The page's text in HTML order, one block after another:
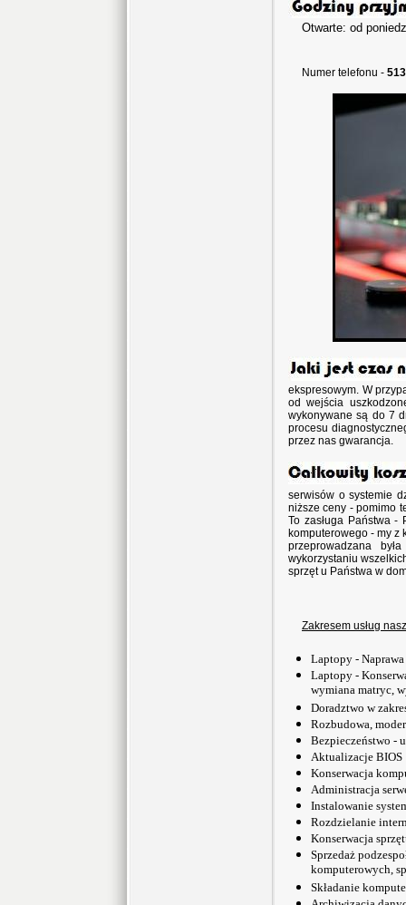
Otwarte: od
Numer telefonu -
ekspresowym. W
od wejścia
wykonywane są do 7
procesu
przez nas gwarancja.
serwisów o systemie
niższe ceny - pomimo
To zasługa Państwa
komputerowego - my z
przeprowadzana
wykorzystaniu
sprzęt u Państwa w
Zakresem usług
Laptopy -
Laptopy -
wymiana matryc,
Doradztwo w
Rozbudowa,
Bezpieczeństwo -
Aktualizacje BIOS
Konserwacja
Administracja
Instalowanie
Rozdzielanie
Konserwacja
Sprzedaż
komputerowych,
Składanie